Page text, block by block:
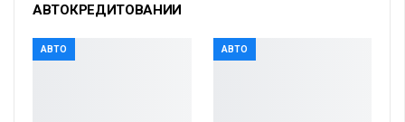
АВТОКРЕДИТОВАНИИ
АВТО АВТО